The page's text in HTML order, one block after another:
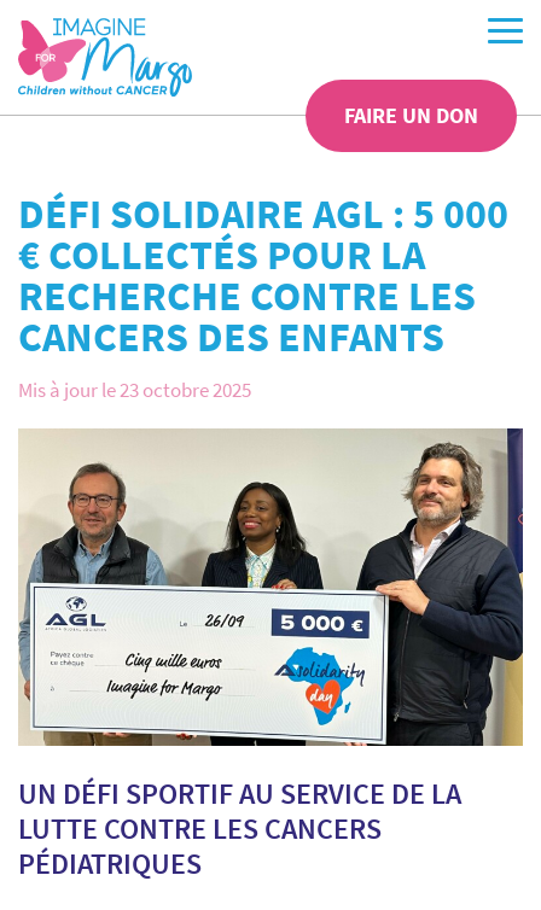
FAIRE UN DON
DÉFI SOLIDAIRE AGL : 5 000
€ COLLECTÉS POUR LA
RECHERCHE CONTRE LES
CANCERS DES ENFANTS
Mis à jour le 23 octobre 2025
UN DÉFI SPORTIF AU SERVICE DE LA
LUTTE CONTRE LES CANCERS
PÉDIATRIQUES